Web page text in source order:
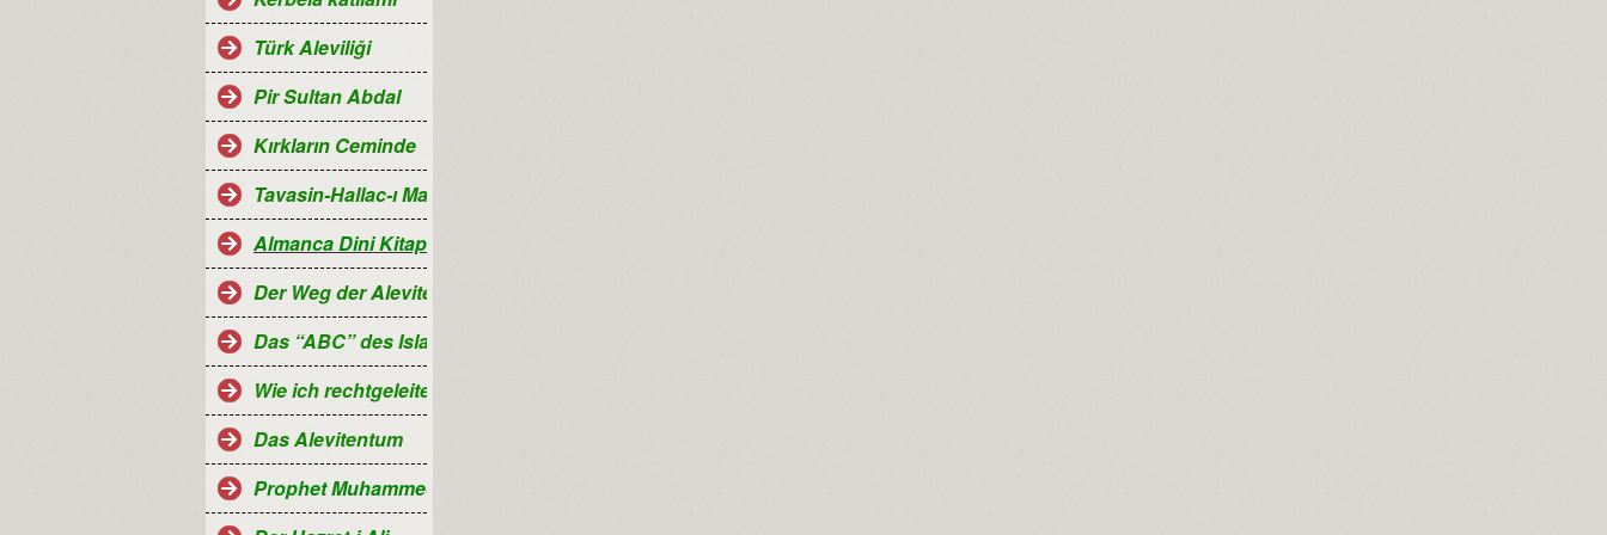
Türk Aleviliği
Pir Sultan Abdal
Kırkların Ceminde
Tavasin-Hallac-ı Mansur
Almanca Dini Kitaplar-Religiöse Bücher
Der Weg der Aleviten...
Das “ABC” des Islam
Wie ich rechtgeleitet wurde
Das Alevitentum
Prophet Muhammed